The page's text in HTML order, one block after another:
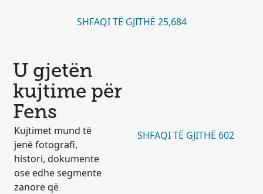
SHFAQI TË GJITHË 25,684
U gjetën
kujtime për
Fens
Kujtimet mund të
jenë fotografi,
histori, dokumente
ose edhe segmente
zanore që
SHFAQI TË GJITHË 602